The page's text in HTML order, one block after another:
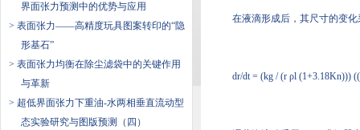
界面张力预测中的优势与应用
> 表面张力——高精度玩具图案转印的“隐
形基石”
> 表面张力均衡在除尘滤袋中的关键作用
与革新
> 超低界面张力下重油-水两相垂直流动型
态实验研究与图版预测（四）
在液滴形成后，其尺寸的变
dr/dt = (kg / (r ρl (1+3.18Kn)))